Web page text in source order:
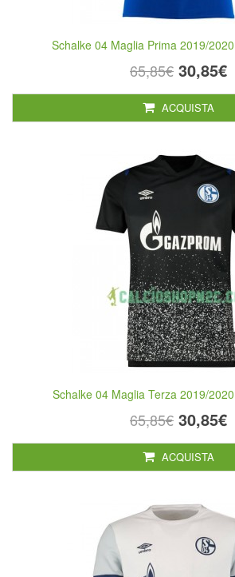
Schalke 04 Maglia Prima 2019/
65,85€ 30,85€
ACQUISTA
Schalke 04 Maglia Terza 2019/
65,85€ 30,85€
ACQUISTA